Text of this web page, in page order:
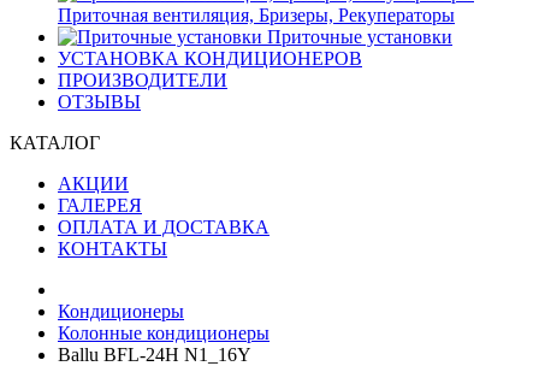
Приточная вентиляция, Бризеры, Рекуператоры
Приточные установки
УСТАНОВКА КОНДИЦИОНЕРОВ
ПРОИЗВОДИТЕЛИ
ОТЗЫВЫ
КАТАЛОГ
АКЦИИ
ГАЛЕРЕЯ
ОПЛАТА И ДОСТАВКА
КОНТАКТЫ
Кондиционеры
Колонные кондиционеры
Ballu BFL-24H N1_16Y